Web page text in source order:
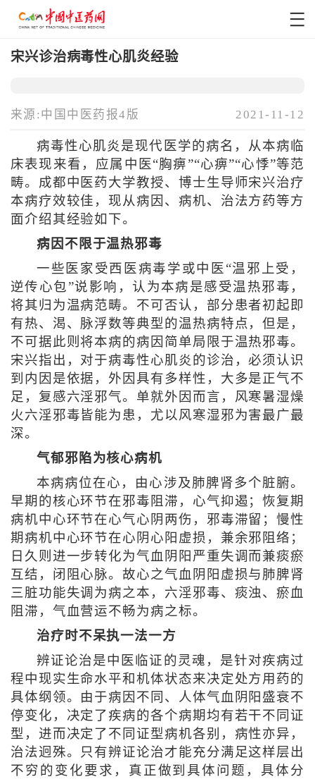
宋兴诊治病毒性心肌炎经验
来源:中国中医药报4版 2021-11-12
病毒性心肌炎是现代医学的病名，从本病临
床表现来看，应属中医“胸痹”“心痹”“心悸”等范
畴。成都中医药大学教授、博士生导师宋兴治疗
本病疗效较佳，现从病因、病机、治法方药等方
面介绍其经验如下。
病因不限于温热邪毒
一些医家受西医病毒学或中医“温邪上受，
逆传心包”说影响，认为本病是感受温热邪毒，
将其归为温病范畴。不可否认，部分患者初起即
有热、渴、脉浮数等典型的温热病特点，但是，
不可据此则将本病的病因简单局限于温热邪毒。
宋兴指出，对于病毒性心肌炎的诊治，必须认识
到内因是依据，外因具有多样性，大多是正气不
足，复感六淫邪气。单就外因而言，风寒暑湿燥
火六淫邪毒皆能为患，尤以风寒湿邪为害最广最
深。
气郁邪陷为核心病机
本病病位在心，由心涉及肺脾肾多个脏腑。
早期的核心环节在邪毒阻滞，心气抑遏；恢复期
病机中心环节在心气心阴两伤，邪毒滞留；慢性
期病机中心环节在心阴心阳虚损，兼余邪阻络；
日久则进一步转化为气血阴阳严重失调而兼痰瘀
互结，闭阻心脉。故心之气血阴阳虚损与肺脾肾
三脏功能失调为病之本，六淫邪毒、痰浊、瘀血
阻滞，气血营运不畅为病之标。
治疗时不呆执一法一方
辨证论治是中医临证的灵魂，是针对疾病过
程中现实生命水平和机体状态来决定处方用药的
具体纲领。由于病因不同、人体气血阴阳盛衰不
停变化，决定了疾病的各个病期均有若干不同证
型，进而决定了不同证型病机各别，病性亦异，
治法迥殊。只有辨证论治才能充分满足这样层出
不穷的变化要求，真正做到具体问题，具体分